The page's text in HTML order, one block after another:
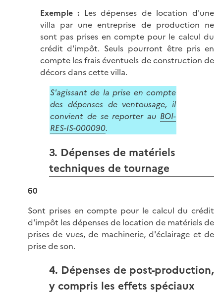
Exemple : Les dépenses de location d'une
villa par une entreprise de production ne
sont pas prises en compte pour le calcul du
crédit d'impôt. Seuls pourront être pris en
compte les frais éventuels de construction de
décors dans cette villa.
S'agissant de la prise en compte
des dépenses de ventousage, il
convient de se reporter au BOI-
RES-IS-000090.
3. Dépenses de matériels
techniques de tournage
60
Sont prises en compte pour le calcul du crédit
d'impôt les dépenses de location de matériels de
prises de vues, de machinerie, d'éclairage et de
prise de son.
4. Dépenses de post-production,
y compris les effets spéciaux